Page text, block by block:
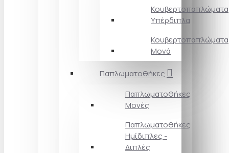
Κουβερτοπαπλώματα
Υπέρδιπλα
Κουβερτοπαπλώματα
Μονά
Παπλωματοθήκες
Παπλωματοθήκες
Μονές
Παπλωματοθήκες
Ημίδιπλες -
Διπλές